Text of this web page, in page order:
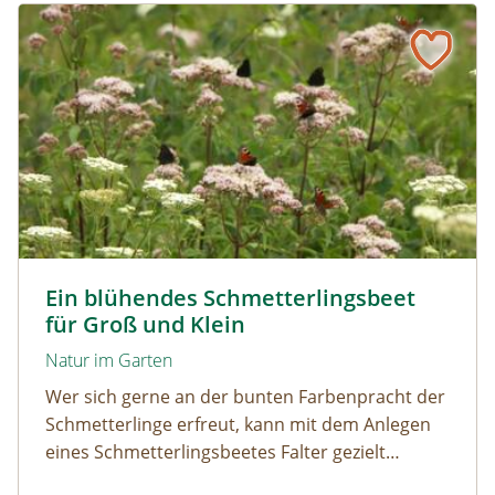
Ein blühendes Schmetterlingsbeet
für Groß und Klein
Natur im Garten
Wer sich gerne an der bunten Farbenpracht der
Schmetterlinge erfreut, kann mit dem Anlegen
eines Schmetterlingsbeetes Falter gezielt
Ein blühendes Schmetterlingsbeet für Groß und Klein